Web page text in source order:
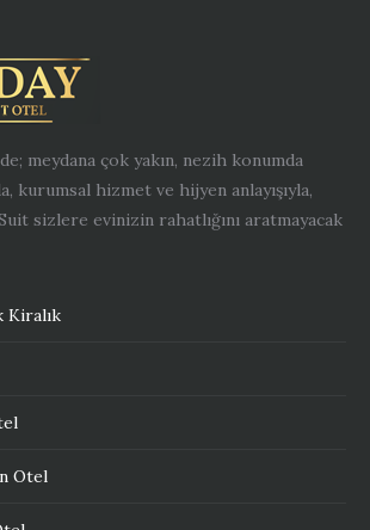
meydana çok yakın, nezih konumda
kurumsal hizmet ve hijyen anlayışıyla,
sizlere evinizin rahatlığını aratmayacak
Kiralık
Otel